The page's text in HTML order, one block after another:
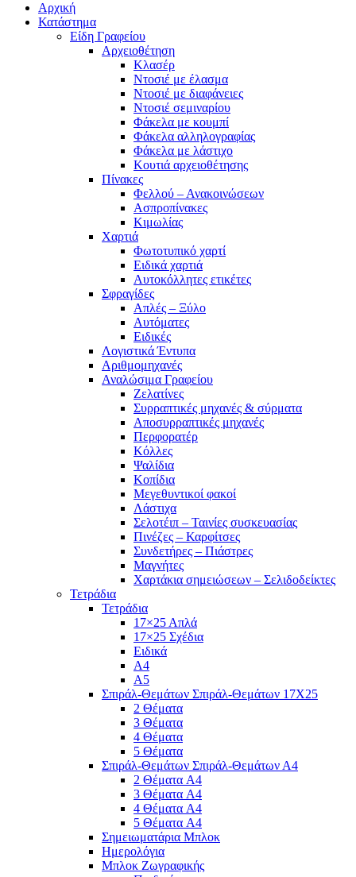
Αρχική
Κατάστημα
Είδη Γραφείου
Αρχειοθέτηση
Κλασέρ
Ντοσιέ με έλασμα
Ντοσιέ με διαφάνειες
Ντοσιέ σεμιναρίου
Φάκελα με κουμπί
Φάκελα αλληλογραφίας
Φάκελα με λάστιχο
Κουτιά αρχειοθέτησης
Πίνακες
Φελλού – Ανακοινώσεων
Ασπροπίνακες
Κιμωλίας
Χαρτιά
Φωτοτυπικό χαρτί
Ειδικά χαρτιά
Αυτοκόλλητες ετικέτες
Σφραγίδες
Απλές – Ξύλο
Αυτόματες
Ειδικές
Λογιστικά Έντυπα
Αριθμομηχανές
Αναλώσιμα Γραφείου
Ζελατίνες
Συρραπτικές μηχανές & σύρματα
Αποσυρραπτικές μηχανές
Περφορατέρ
Κόλλες
Ψαλίδια
Κοπίδια
Μεγεθυντικοί φακοί
Λάστιχα
Σελοτέιπ – Ταινίες συσκευασίας
Πινέζες – Καρφίτσες
Συνδετήρες – Πιάστρες
Μαγνήτες
Χαρτάκια σημειώσεων – Σελιδοδείκτες
Τετράδια
Τετράδια
17×25 Απλά
17×25 Σχέδια
Ειδικά
Α4
Α5
Σπιράλ-Θεμάτων Σπιράλ-Θεμάτων 17Χ25
2 Θέματα
3 Θέματα
4 Θέματα
5 Θέματα
Σπιράλ-Θεμάτων Σπιράλ-Θεμάτων Α4
2 Θέματα A4
3 Θέματα A4
4 Θέματα A4
5 Θέματα A4
Σημειωματάρια Μπλοκ
Ημερολόγια
Μπλοκ Ζωγραφικής